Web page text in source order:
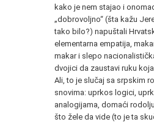
kako je nem stajao i
„dobrovoljno“ (šta kažu
tako bilo?) napuštali
elementarna empatija,
makar i slepo
dvojici da zaustavi ruku
Ali, to je slučaj sa srpskim
snovima: uprkos logici,
analogijama, domaći
što žele da vide (to je ta